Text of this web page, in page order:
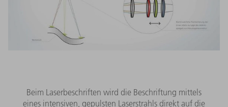
Beim Laserbeschriften wird die Beschriftung mittels
eines intensiven, gepulsten Laserstrahls direkt auf die